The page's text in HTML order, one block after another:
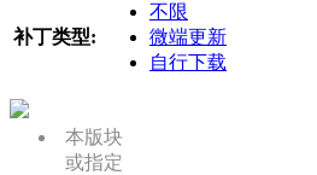
补丁类型:
不限
微端更新
自行下载
本版块
或指定